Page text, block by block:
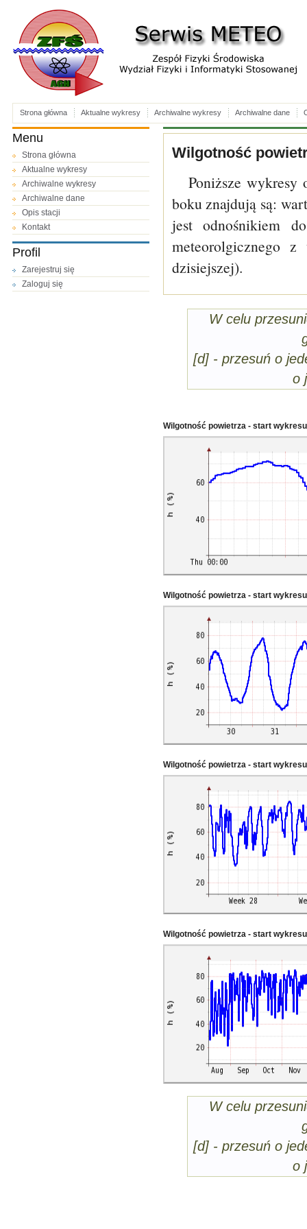
Strona główna Aktualne wykresy Archiwalne wykresy Archiwalne dane
Menu
Strona główna
Aktualne wykresy
Archiwalne wykresy
Archiwalne dane
Opis stacji
Kontakt
Profil
Zarejestruj się
Zaloguj się
Wilgotność
Poniższe
boku znajdują są:
jest odnośnikiem
meteorolgicznego
dzisiejszej).
W celu
[d] - przesuń o
o
Wilgotność powietrza - start
Wilgotność powietrza - start
Wilgotność powietrza - start
Wilgotność powietrza - start
W celu
[d] - przesuń o
o